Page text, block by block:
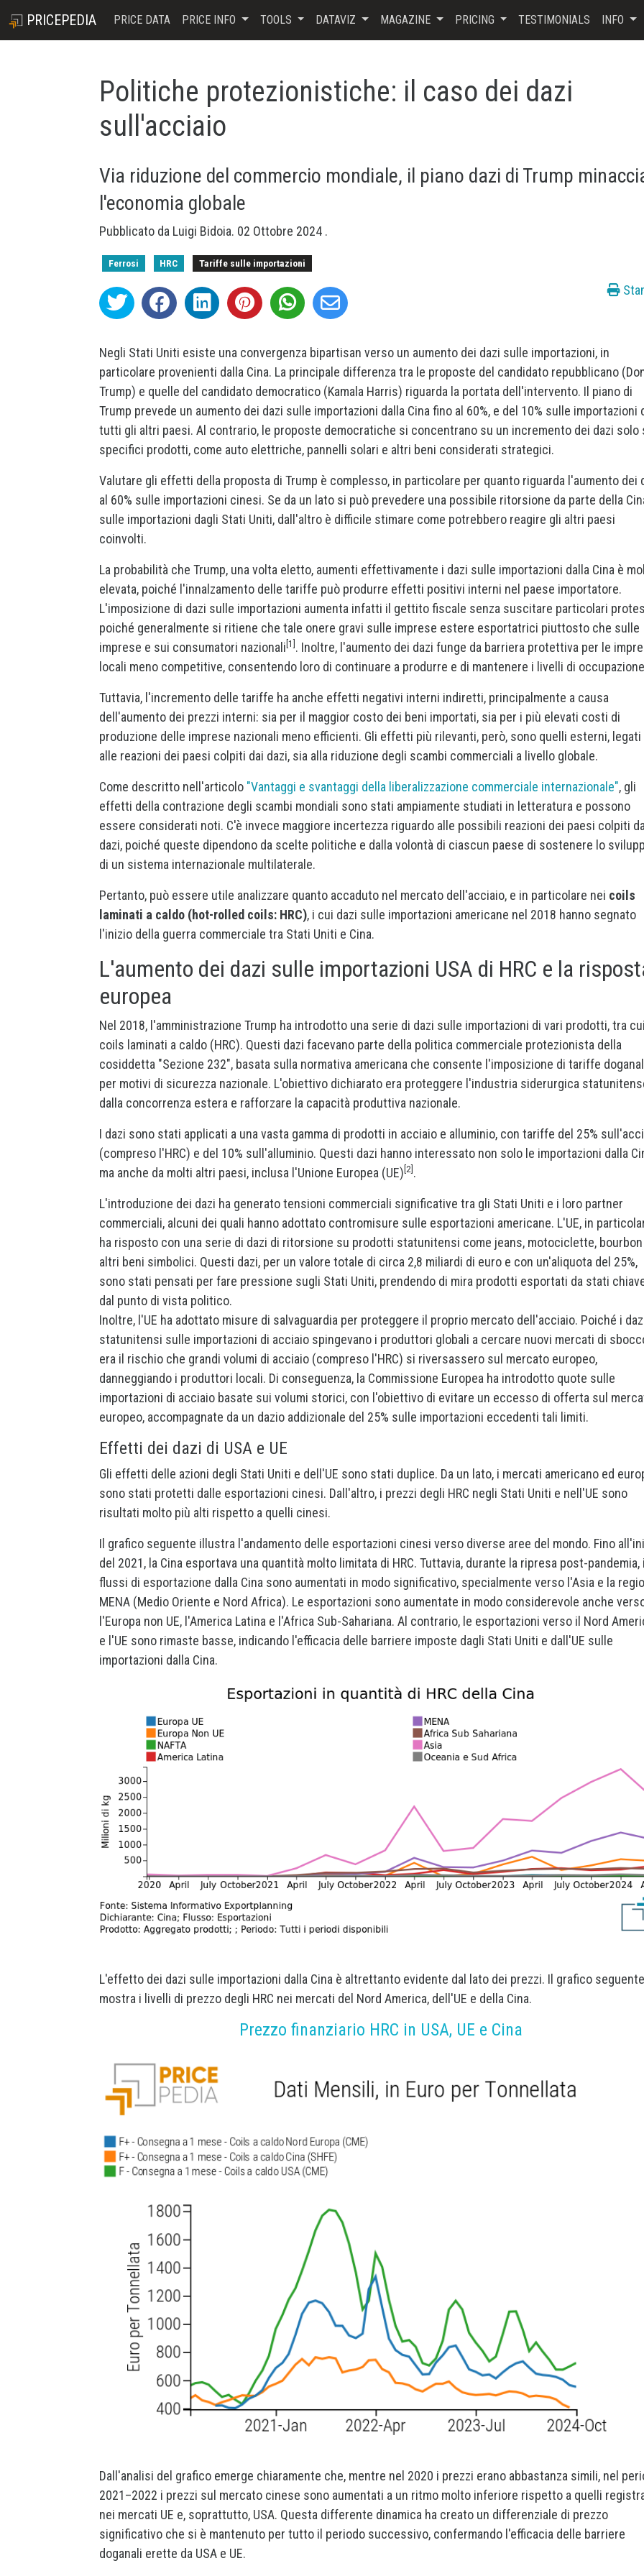
PRICEPEDIA PRICE DATA PRICE INFO TOOLS DATAVIZ MAGAZINE PRICING TESTIMONIALS INFO
Politiche protezionistiche: il caso dei dazi
sull'acciaio
Via riduzione del commercio mondiale, il piano dazi di Trump
l'economia globale
Pubblicato da Luigi Bidoia. 02 Ottobre 2024 .
Ferrosi HRC Tariffe sulle importazioni
Negli Stati Uniti esiste una convergenza bipartisan verso un aumento dei dazi sulle importazioni, in
particolare provenienti dalla Cina. La principale differenza tra le proposte del candidato repubblicano
Trump) e quelle del candidato democratico (Kamala Harris) riguarda la portata dell'intervento. Il piano di
Trump prevede un aumento dei dazi sulle importazioni dalla Cina fino al 60%, e del 10% sulle importazioni
tutti gli altri paesi. Al contrario, le proposte democratiche si concentrano su un incremento dei dazi solo
specifici prodotti, come auto elettriche, pannelli solari e altri beni considerati strategici.
Valutare gli effetti della proposta di Trump è complesso, in particolare per quanto riguarda l'aumento dei
al 60% sulle importazioni cinesi. Se da un lato si può prevedere una possibile ritorsione da parte della
sulle importazioni dagli Stati Uniti, dall'altro è difficile stimare come potrebbero reagire gli altri paesi
coinvolti.
La probabilità che Trump, una volta eletto, aumenti effettivamente i dazi sulle importazioni dalla Cina è
elevata, poiché l'innalzamento delle tariffe può produrre effetti positivi interni nel paese importatore.
L'imposizione di dazi sulle importazioni aumenta infatti il gettito fiscale senza suscitare particolari
poiché generalmente si ritiene che tale onere gravi sulle imprese estere esportatrici piuttosto che sulle
imprese e sui consumatori nazionali[1]. Inoltre, l'aumento dei dazi funge da barriera protettiva per le
locali meno competitive, consentendo loro di continuare a produrre e di mantenere i livelli di
Tuttavia, l'incremento delle tariffe ha anche effetti negativi interni indiretti, principalmente a causa
dell'aumento dei prezzi interni: sia per il maggior costo dei beni importati, sia per i più elevati costi di
produzione delle imprese nazionali meno efficienti. Gli effetti più rilevanti, però, sono quelli esterni, legati
alle reazioni dei paesi colpiti dai dazi, sia alla riduzione degli scambi commerciali a livello globale.
Come descritto nell'articolo "Vantaggi e svantaggi della liberalizzazione commerciale internazionale", gli
effetti della contrazione degli scambi mondiali sono stati ampiamente studiati in letteratura e possono
essere considerati noti. C'è invece maggiore incertezza riguardo alle possibili reazioni dei paesi colpiti
dazi, poiché queste dipendono da scelte politiche e dalla volontà di ciascun paese di sostenere lo
di un sistema internazionale multilaterale.
Pertanto, può essere utile analizzare quanto accaduto nel mercato dell'acciaio, e in particolare nei coils
laminati a caldo (hot-rolled coils: HRC), i cui dazi sulle importazioni americane nel 2018 hanno segnato
l'inizio della guerra commerciale tra Stati Uniti e Cina.
L'aumento dei dazi sulle importazioni USA di HRC e la
europea
Nel 2018, l'amministrazione Trump ha introdotto una serie di dazi sulle importazioni di vari prodotti, tra
coils laminati a caldo (HRC). Questi dazi facevano parte della politica commerciale protezionista della
cosiddetta "Sezione 232", basata sulla normativa americana che consente l'imposizione di tariffe
per motivi di sicurezza nazionale. L'obiettivo dichiarato era proteggere l'industria siderurgica
dalla concorrenza estera e rafforzare la capacità produttiva nazionale.
I dazi sono stati applicati a una vasta gamma di prodotti in acciaio e alluminio, con tariffe del 25%
(compreso l'HRC) e del 10% sull'alluminio. Questi dazi hanno interessato non solo le importazioni dalla
ma anche da molti altri paesi, inclusa l'Unione Europea (UE)[2].
L'introduzione dei dazi ha generato tensioni commerciali significative tra gli Stati Uniti e i loro partner
commerciali, alcuni dei quali hanno adottato contromisure sulle esportazioni americane. L'UE, in
ha risposto con una serie di dazi di ritorsione su prodotti statunitensi come jeans, motociclette, bourbon
altri beni simbolici. Questi dazi, per un valore totale di circa 2,8 miliardi di euro e con un'aliquota del 25%,
sono stati pensati per fare pressione sugli Stati Uniti, prendendo di mira prodotti esportati da stati
dal punto di vista politico.
Inoltre, l'UE ha adottato misure di salvaguardia per proteggere il proprio mercato dell'acciaio. Poiché i
statunitensi sulle importazioni di acciaio spingevano i produttori globali a cercare nuovi mercati di
era il rischio che grandi volumi di acciaio (compreso l'HRC) si riversassero sul mercato europeo,
danneggiando i produttori locali. Di conseguenza, la Commissione Europea ha introdotto quote sulle
importazioni di acciaio basate sui volumi storici, con l'obiettivo di evitare un eccesso di offerta sul
europeo, accompagnate da un dazio addizionale del 25% sulle importazioni eccedenti tali limiti.
Effetti dei dazi di USA e UE
Gli effetti delle azioni degli Stati Uniti e dell'UE sono stati duplice. Da un lato, i mercati americano ed
sono stati protetti dalle esportazioni cinesi. Dall'altro, i prezzi degli HRC negli Stati Uniti e nell'UE sono
risultati molto più alti rispetto a quelli cinesi.
Il grafico seguente illustra l'andamento delle esportazioni cinesi verso diverse aree del mondo. Fino
del 2021, la Cina esportava una quantità molto limitata di HRC. Tuttavia, durante la ripresa post-pandemia, i
flussi di esportazione dalla Cina sono aumentati in modo significativo, specialmente verso l'Asia e la
MENA (Medio Oriente e Nord Africa). Le esportazioni sono aumentate in modo considerevole anche
l'Europa non UE, l'America Latina e l'Africa Sub-Sahariana. Al contrario, le esportazioni verso il Nord
e l'UE sono rimaste basse, indicando l'efficacia delle barriere imposte dagli Stati Uniti e dall'UE sulle
importazioni dalla Cina.
L'effetto dei dazi sulle importazioni dalla Cina è altrettanto evidente dal lato dei prezzi. Il grafico seguente
mostra i livelli di prezzo degli HRC nei mercati del Nord America, dell'UE e della Cina.
Prezzo finanziario HRC in USA, UE e Cina
Dall'analisi del grafico emerge chiaramente che, mentre nel 2020 i prezzi erano abbastanza simili, nel
2021–2022 i prezzi sul mercato cinese sono aumentati a un ritmo molto inferiore rispetto a quelli
nei mercati UE e, soprattutto, USA. Questa differente dinamica ha creato un differenziale di prezzo
significativo che si è mantenuto per tutto il periodo successivo, confermando l'efficacia delle barriere
doganali erette da USA e UE.